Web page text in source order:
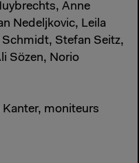
Anne
Nedeljkovic, Leila
Stefan Seitz,
Sözen, Norio
moniteurs